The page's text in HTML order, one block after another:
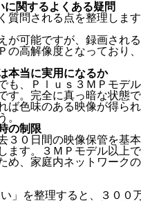
関するよくある疑問
質問される点を整理しま
が可能ですが、録画され
の高解像度となっており
本当に実用になるか
も、Ｐｌｕｓ３ＭＰモデ
す。完全に真っ暗な状態
ば色味のある映像が得ら
。
の制限
３０日間の映像保管を基
ます。３ＭＰモデル以上
め、家庭内ネットワーク
」を整理すると、３０